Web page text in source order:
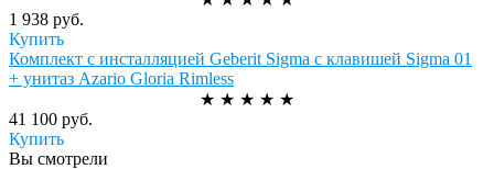
1 938 руб.
Купить
Комплект с инсталляцией Geberit Sigma с клавишей Sigma 01
+ унитаз Azario Gloria Rimless
★ ★ ★ ★ ★
41 100 руб.
Купить
Вы смотрели